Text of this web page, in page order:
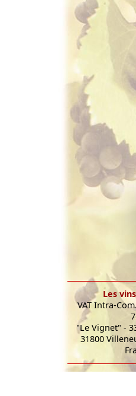
Les
VAT Intra-
"Le Vignet" -
31800